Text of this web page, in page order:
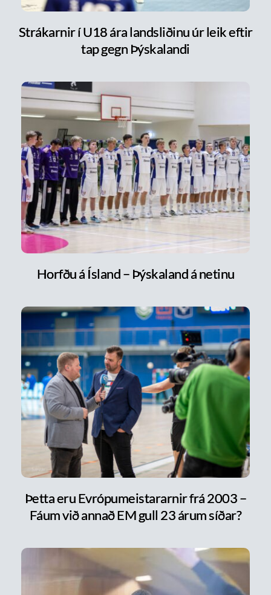
Strákarnir í U18 ára landsliðinu úr leik eftir
tap gegn Þýskalandi
Horfðu á Ísland – Þýskaland á netinu
Þetta eru Evrópumeistararnir frá 2003 –
Fáum við annað EM gull 23 árum síðar?